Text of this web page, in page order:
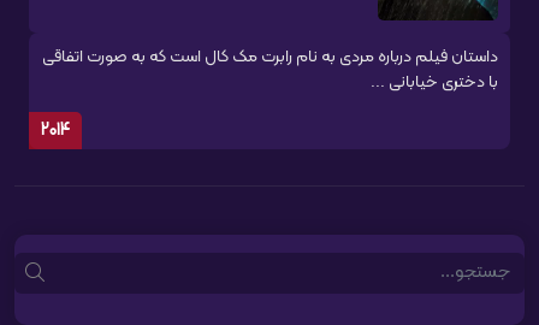
داستان فیلم درباره مردی به نام رابرت مک کال است که به صورت اتفاقی
با دختری خیابانی ...
2014
Search